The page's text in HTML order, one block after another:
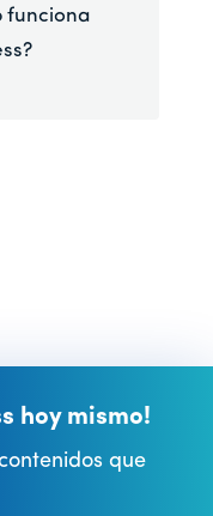
funciona
hoy mismo!
que